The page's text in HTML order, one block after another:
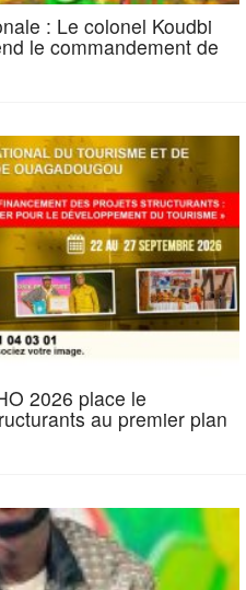
: Le colonel Koudbi
le commandement de
2026 place le
au premier plan